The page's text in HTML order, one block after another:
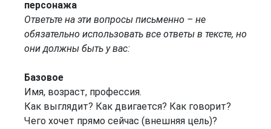
персонажа
Ответьте на эти вопросы письменно – не
обязательно использовать все ответы в тексте, но
они должны быть у вас:
Базовое
Имя, возраст, профессия.
Как выглядит? Как двигается? Как говорит?
Чего хочет прямо сейчас (внешняя цель)?